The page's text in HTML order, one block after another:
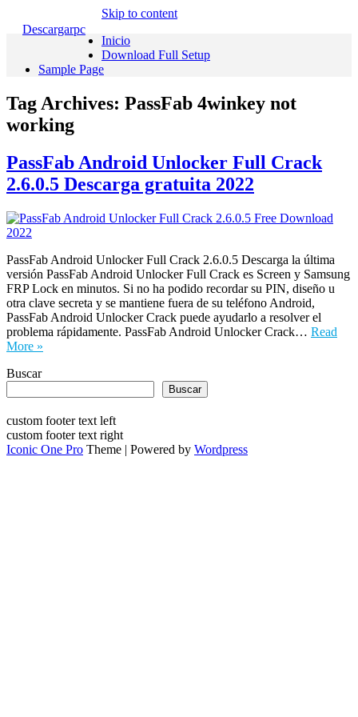
Descargarpc
Skip to content
Inicio
Download Full Setup
Sample Page
Tag Archives: PassFab 4winkey not
working
PassFab Android Unlocker Full Crack
2.6.0.5 Descarga gratuita 2022
PassFab Android Unlocker Full Crack 2.6.0.5 Descarga la última
versión PassFab Android Unlocker Full Crack es Screen y Samsung
FRP Lock en minutos. Si no ha podido recordar su PIN, diseño u
otra clave secreta y se mantiene fuera de su teléfono Android,
PassFab Android Unlocker Crack puede ayudarlo a resolver el
problema rápidamente. PassFab Android Unlocker Crack… Read
More »
Buscar
Buscar
custom footer text left
custom footer text right
Iconic One Pro Theme | Powered by Wordpress